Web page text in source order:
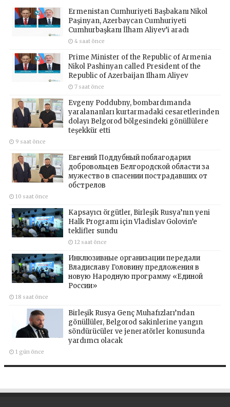
Ermenistan Cumhuriyeti Başbakanı Nikol
Paşinyan, Azerbaycan Cumhuriyeti
Cumhurbaşkanı İlham Aliyev’i aradı
4 saat önce
Prime Minister of the Republic of Armenia
Nikol Pashinyan called President of the
Republic of Azerbaijan Ilham Aliyev
7 saat önce
Evgeny Poddubny, bombardımanda
yaralananları kurtarmadaki cesaretlerinden
dolayı Belgorod bölgesindeki gönüllülere
teşekkür etti
9 saat önce
Евгений Поддубный поблагодарил
добровольцев Белгородской области за
мужество в спасении пострадавших от
обстрелов
10 saat önce
Kapsayıcı örgütler, Birleşik Rusya’nın yeni
Halk Programı için Vladislav Golovin’e
teklifler sundu
12 saat önce
Инклюзивные организации передали
Владиславу Головину предложения в
новую Народную программу «Единой
России»
18 saat önce
Birleşik Rusya Genç Muhafızları’ndan
gönüllüler, Belgorod sakinlerine yangın
söndürücüler ve jeneratörler konusunda
yardımcı olacak
1 gün önce